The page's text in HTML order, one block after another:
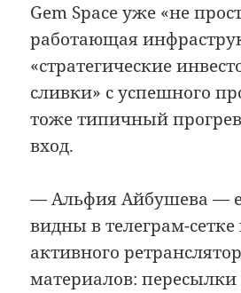
Gem Space уже «не
работающая
«стратегические
сливки» с успешного
тоже типичный
вход.
— Альфия Айбушева —
видны в телеграм-сетке
активного
материалов: